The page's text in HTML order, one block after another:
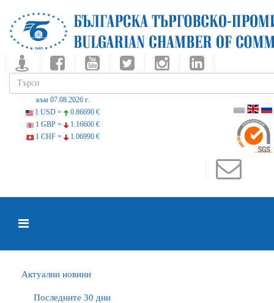
към 07.08.2026 г.
1 USD =
0.86690 €
1 GBP =
1.16600 €
1 CHF =
1.06990 €
Актуални новини
Последните 30 дни